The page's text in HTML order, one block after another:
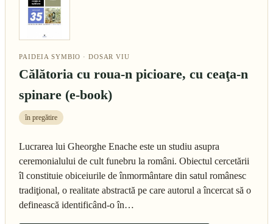
PAIDEIA SYMBIO · DOSAR VIU
Călătoria cu roua-n picioare, cu ceaţa-n
spinare (e-book)
în pregătire
Lucrarea lui Gheorghe Enache este un studiu asupra
ceremonialului de cult funebru la români. Obiectul cercetării
îl constituie obiceiurile de înmormântare din satul românesc
tradiţional, o realitate abstractă pe care autorul a încercat să o
definească identificând-o în…